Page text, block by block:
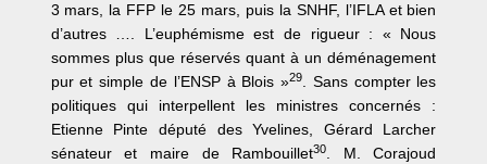
3 mars, la FFP le 25 mars, puis la SNHF, l’IFLA et bien
d’autres …. L’euphémisme est de rigueur : « Nous
sommes plus que réservés quant à un déménagement
pur et simple de l’ENSP à Blois »29
. Sans compter les
politiques qui interpellent les ministres concernés :
Etienne Pinte député des Yvelines, Gérard Larcher
sénateur et maire de Rambouillet30
. M. Corajoud